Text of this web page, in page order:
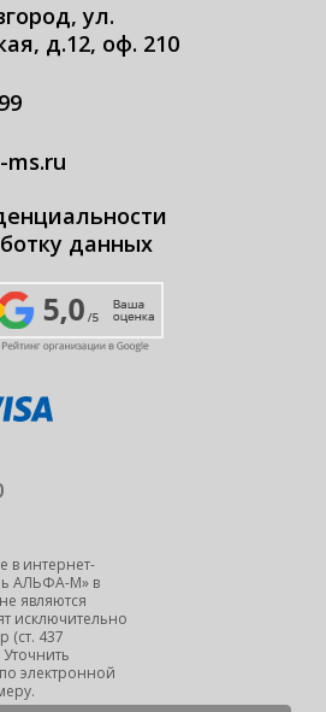
ул.
д.12, оф. 210
ms.ru
данных
в интернет-
АЛЬФА-М» в
являются
исключительно
(ст. 437
электронной